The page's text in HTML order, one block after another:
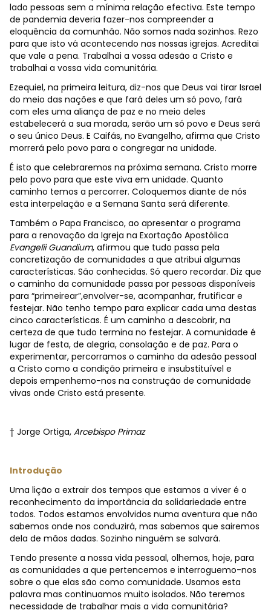
lado pessoas sem a mínima relação efectiva. Este tempo
de pandemia deveria fazer-nos compreender a
eloquência da comunhão. Não somos nada sozinhos. Rezo
para que isto vá acontecendo nas nossas igrejas. Acreditai
que vale a pena. Trabalhai a vossa adesão a Cristo e
trabalhai a vossa vida comunitária.
Ezequiel, na primeira leitura, diz-nos que Deus vai tirar Israel
do meio das nações e que fará deles um só povo, fará
com eles uma aliança de paz e no meio deles
estabelecerá a sua morada, serão um só povo e Deus será
o seu único Deus. E Caifás, no Evangelho, afirma que Cristo
morrerá pelo povo para o congregar na unidade.
É isto que celebraremos na próxima semana. Cristo morre
pelo povo para que este viva em unidade. Quanto
caminho temos a percorrer. Coloquemos diante de nós
esta interpelação e a Semana Santa será diferente.
Também o Papa Francisco, ao apresentar o programa
para a renovação da Igreja na Exortação Apostólica
Evangelii Guandium, afirmou que tudo passa pela
concretização de comunidades a que atribui algumas
características. São conhecidas. Só quero recordar. Diz que
o caminho da comunidade passa por pessoas disponíveis
para “primeirear”,envolver-se, acompanhar, frutificar e
festejar. Não tenho tempo para explicar cada uma destas
cinco características. É um caminho a descobrir, na
certeza de que tudo termina no festejar. A comunidade é
lugar de festa, de alegria, consolação e de paz. Para o
experimentar, percorramos o caminho da adesão pessoal
a Cristo como a condição primeira e insubstituível e
depois empenhemo-nos na construção de comunidade
vivas onde Cristo está presente.
† Jorge Ortiga, Arcebispo Primaz
Introdução
Uma lição a extrair dos tempos que estamos a viver é o
reconhecimento da importância da solidariedade entre
todos. Todos estamos envolvidos numa aventura que não
sabemos onde nos conduzirá, mas sabemos que sairemos
dela de mãos dadas. Sozinho ninguém se salvará.
Tendo presente a nossa vida pessoal, olhemos, hoje, para
as comunidades a que pertencemos e interroguemo-nos
sobre o que elas são como comunidade. Usamos esta
palavra mas continuamos muito isolados. Não teremos
necessidade de trabalhar mais a vida comunitária?